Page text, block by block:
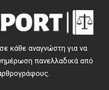
κάθε αναγνώστη για να
πανελλαδικά από